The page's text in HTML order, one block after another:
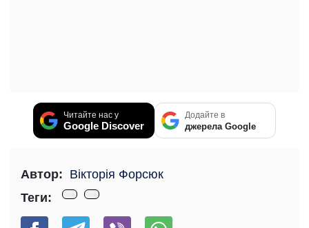
Читайте нас у
Google Discover
Додайте в
джерела Google
Автор: Вікторія Форсюк
Теги: